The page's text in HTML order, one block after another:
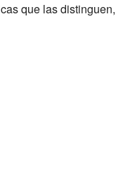
que las distinguen,